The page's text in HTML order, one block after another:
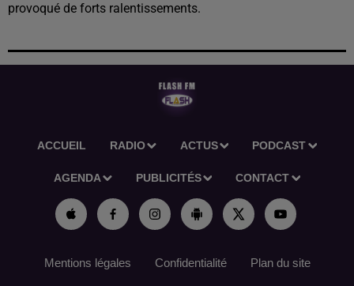
provoqué de forts ralentissements.
ACCUEIL RADIO ACTUS PODCAST
AGENDA PUBLICITÉS CONTACT
Mentions légales Confidentialité Plan du site